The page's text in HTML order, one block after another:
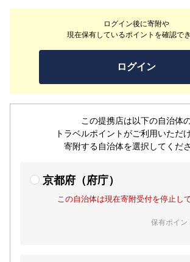
ログイン後に寄附や
現在保有しているポイントを確認で
ログイン
この提携店は以下の自治体
トラベルポイントがご利用いただ
寄附する自治体を選択してくださ
京都府（府庁）
この自治体は現在寄附受付を停止し
保有ポイン